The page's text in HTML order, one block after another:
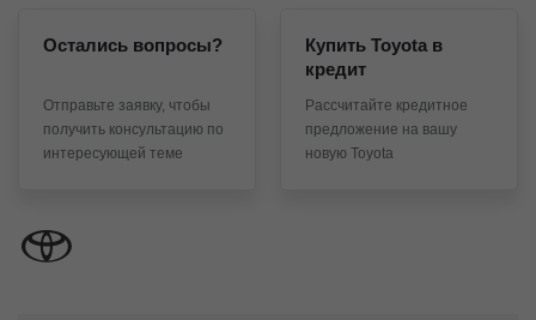
Остались вопросы?
Отправьте заявку, чтобы
получить консультацию по
интересующей теме
Купить Toyota в
кредит
Рассчитайте кредитное
предложение на вашу
новую Toyota